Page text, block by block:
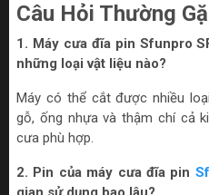
Câu Hỏi Thường
1. Máy cưa đĩa pin Sfunpro
những loại vật liệu nào?
Máy có thể cắt được nhiều
gỗ, ống nhựa và thậm chí cả
cưa phù hợp.
2. Pin của máy cưa đĩa pin